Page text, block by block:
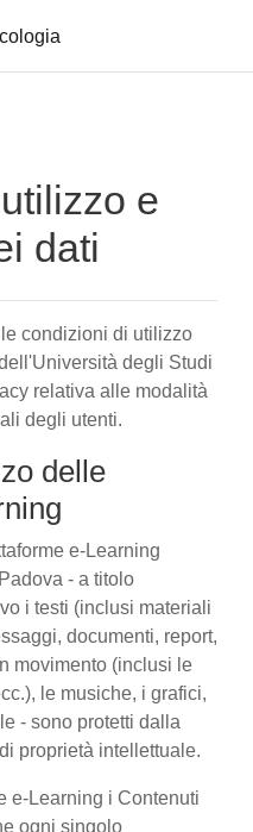
e
dati
condizioni di utilizzo
degli Studi
relativa alle modalità
degli utenti.
delle
e-Learning
- a titolo
i testi (inclusi materiali
documenti, report,
movimento (inclusi le
le musiche, i grafici,
- sono protetti dalla
proprietà intellettuale.
e-Learning i Contenuti
ogni singolo